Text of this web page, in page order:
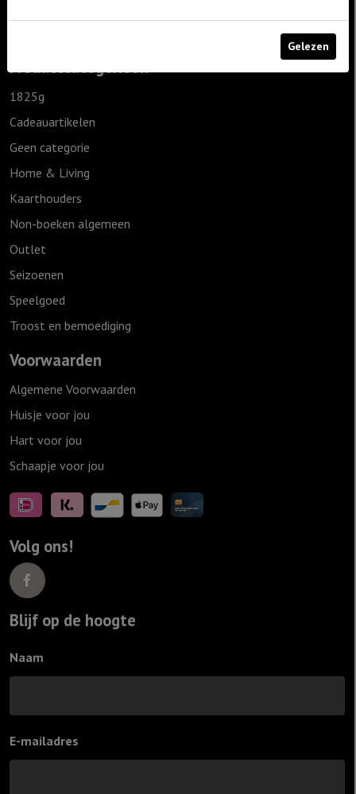
Productcategorieën
1825g
Cadeauartikelen
Geen categorie
Home & Living
Kaarthouders
Non-boeken algemeen
Outlet
Seizoenen
Speelgoed
Troost en bemoediging
Voorwaarden
Algemene Voorwaarden
Huisje voor jou
Hart voor jou
Schaapje voor jou
Volg ons!
Blijf op de hoogte
Naam
E-mailadres
Gelezen